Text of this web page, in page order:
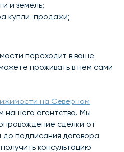
и земель;
купли-продажи;
переходит в ваше
проживать в нем сами
на Северном
нашего агентства. Мы
сделки от
подписания договора
консультацию